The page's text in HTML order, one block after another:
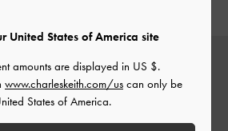
United States of America site
amounts are displayed in US $.
www.charleskeith.com/us can only be
States of America.